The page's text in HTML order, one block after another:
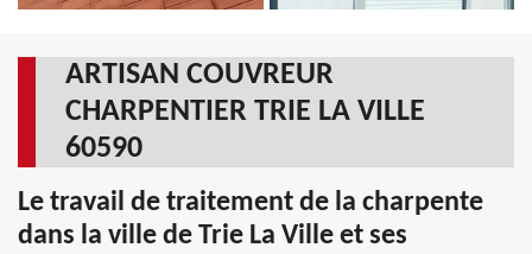
ARTISAN COUVREUR
CHARPENTIER TRIE LA VILLE
60590
Le travail de traitement de la charpente
dans la ville de Trie La Ville et ses